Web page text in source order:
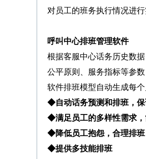
对员工的班务执行情况进行
呼叫中心排班管理软件
根据客服中心话务历史数
公平原则、服务指标等参
软件排班模型自动生成每
◆自动话务预测和排班，保
◆满足员工的多样性需求，
◆降低员工抱怨，合理排班
◆提供多技能排班